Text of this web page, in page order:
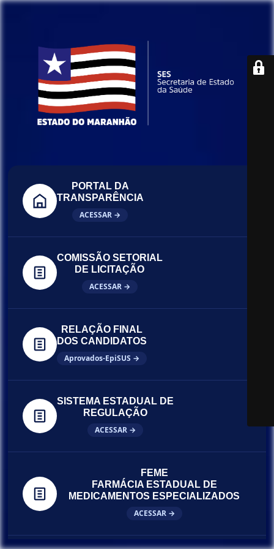
PORTAL DA
TRANSPARÊNCIA
ACESSAR →
COMISSÃO SETORIAL
DE LICITAÇÃO
ACESSAR →
RELAÇÃO FINAL
DOS CANDIDATOS
Aprovados-EpiSUS →
SISTEMA ESTADUAL DE
REGULAÇÃO
ACESSAR →
FEME
FARMÁCIA ESTADUAL DE
MEDICAMENTOS ESPECIALIZADOS
ACESSAR →